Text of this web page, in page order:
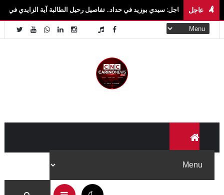
عاجل
عاجل: سيدي بوزيد في حداد.. تفاصيل رحيل الطالبة آية الزايدي في حادث مروع